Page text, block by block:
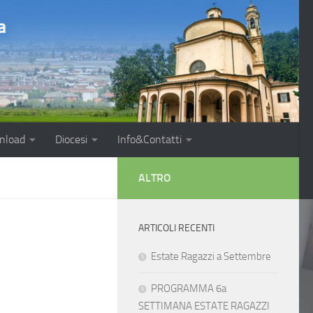
Diocesi Info&Contatti
ALTRO
ARTICOLI RECENTI
Estate Ragazzi a Settembre
PROGRAMMA 6a
SETTIMANA ESTATE RAGAZZI